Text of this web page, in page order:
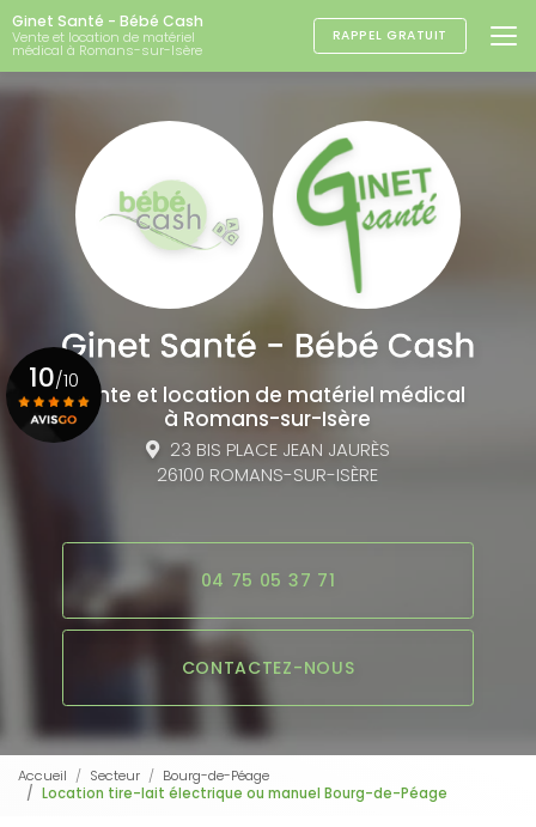
Aller
au
contenu
principal
Ginet Santé - Bébé Cash
Vente et location de matériel
médical à Romans-sur-Isère
RAPPEL GRATUIT
Vente et location de matériel médical
à Romans-sur-Isère
23 BIS PLACE JEAN JAURÈS
26100 ROMANS-SUR-ISÈRE
04 75 05 37 71
CONTACTEZ-NOUS
10/10
Accueil Secteur
Bourg-de-Péage
Location tire-lait électrique ou manuel Bourg-de-Péage